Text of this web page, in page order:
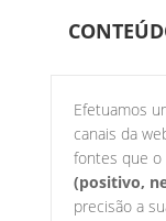
Efetuamos
canais da
fontes que o
(positivo,
precisão a